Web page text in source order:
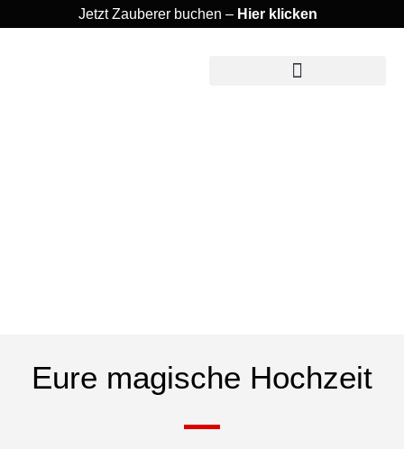
Jetzt Zauberer buchen – Hier klicken
Eure magische Hochzeit